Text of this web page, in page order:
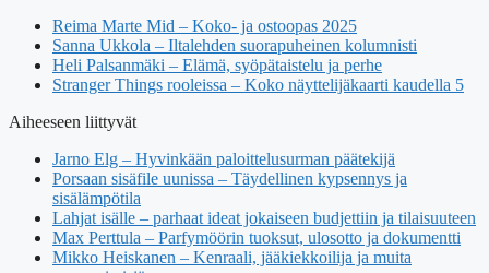
Reima Marte Mid – Koko- ja ostoopas 2025
Sanna Ukkola – Iltalehden suorapuheinen kolumnisti
Heli Palsanmäki – Elämä, syöpätaistelu ja perhe
Stranger Things rooleissa – Koko näyttelijäkaarti kaudella 5
Aiheeseen liittyvät
Jarno Elg – Hyvinkään paloittelusurman päätekijä
Porsaan sisäfile uunissa – Täydellinen kypsennys ja
sisälämpötila
Lahjat isälle – parhaat ideat jokaiseen budjettiin ja tilaisuuteen
Max Perttula – Parfymöörin tuoksut, ulosotto ja dokumentti
Mikko Heiskanen – Kenraali, jääkiekkoilija ja muita